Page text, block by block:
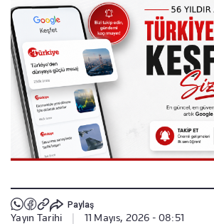
Paylaş
Yayın Tarihi 11 Mayıs, 2026 - 08:51